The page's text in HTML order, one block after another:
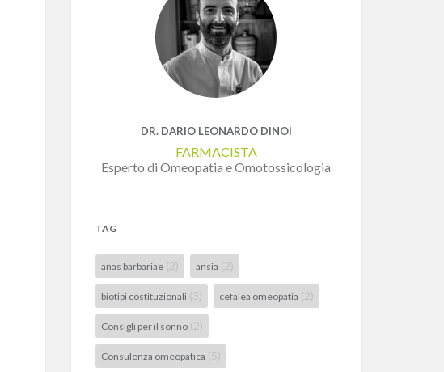
DR. DARIO LEONARDO DINOI
FARMACISTA
Esperto di Omeopatia e Omotossicologia
TAG
anas barbariae (2) ansia (2)
biotipi costituzionali (3) cefalea omeopatia (2)
Consigli per il sonno (2)
Consulenza omeopatica (5)